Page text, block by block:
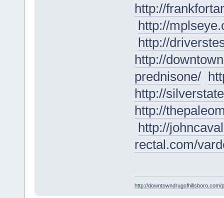
http://
http://
http://
http://
prednisone/
http://
http://
http://
rectal.com/
http://